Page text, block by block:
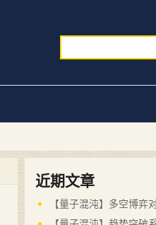
近期文章
【量子混沌】多空博